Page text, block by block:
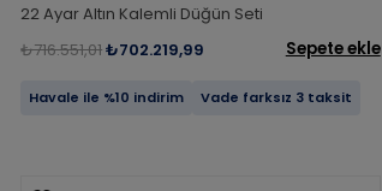
22 Ayar Altın Kalemli Düğün Seti
₺716.551,01₺702.219,99 Sepete ekle
Havale ile %10 indirim Vade farksız 3 taksit